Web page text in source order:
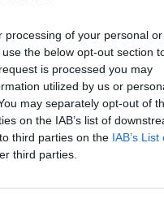
processing of your personal or
the below opt-out section
is processed you may
utilized by us or
may separately opt-out of
on the IAB’s list of
third parties on the IAB’s List
third parties.
dei dati
Depositare
(1)